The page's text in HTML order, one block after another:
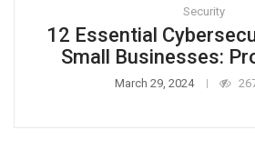
Security
12 Essential
Small Businesses:
March 29, 2024